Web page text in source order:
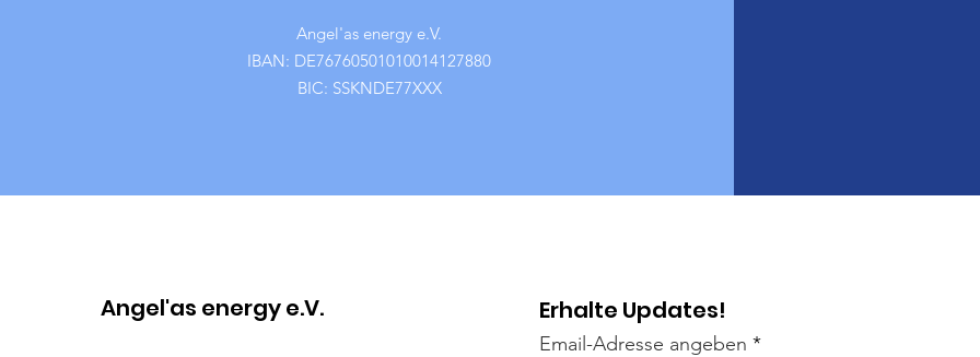
Angel'as energy e.V.
IBAN: DE76760501010014127880
BIC: SSKNDE77XXX
Angel'as energy e.V. Erhalte Updates!
Email-Adresse angeben